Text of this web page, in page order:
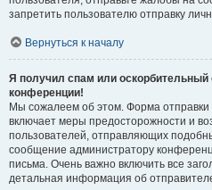
запретить пользователю отправку
Вернуться к началу
Я получил спам или оскорбительный
конференции!
Мы сожалеем об этом. Форма
включает меры предосторожности и
пользователей, отправляющих
сообщение администратору
письма. Очень важно включить все
детальная информация об